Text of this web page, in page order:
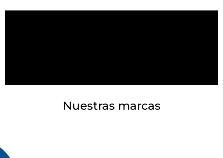
Nuestras marcas